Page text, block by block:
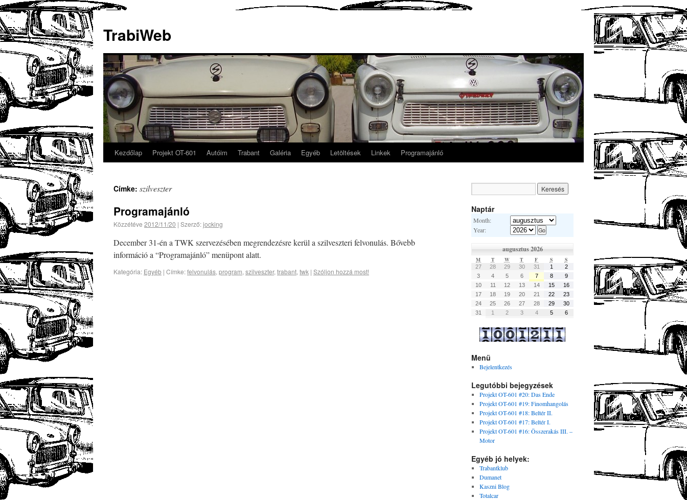
TrabiWeb
Kezdőlap Projekt OT-601 Autóim Trabant Galéria Egyéb Letöltések Linkek Programajánló
Címke: szilveszter
Programajánló
Közzétéve 2012/11/20 | Szerző:jocking
December 31-én a TWK szervezésében megrendezésre kerül a szilveszteri felvonulás. Bővebb
információ a “Programajánló” menüpont alatt.
Kategória: Egyéb | Címke:felvonulás, program, szilveszter, trabant, twk | Szóljon hozzá most!
Naptár
Month:
Year:
augusztus 2026
M T W T F S S
27 28 29 30 31 1
2
3
4 5 6 7 8
9
10
11 12 13 14 15
16
17
18 19 20 21 22
23
24
25 26 27 28 29
30
31
1 2 3 4 5 6
Menü
Bejelentkezés
Legutóbbi bejegyzések
Projekt OT-601 #20: Das Ende
Projekt OT-601 #19: Finomhangolás
Projekt OT-601 #18: Beltér II.
Projekt OT-601 #17: Beltér I.
Projekt OT-601 #16: Összerakás III. –
Motor
Egyéb jó helyek:
Trabantklub
Dumanet
Kaszni Blog
Totalcar